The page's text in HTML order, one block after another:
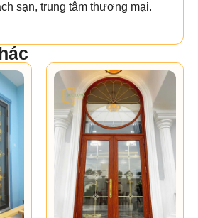
sạn, trung tâm thương mại.